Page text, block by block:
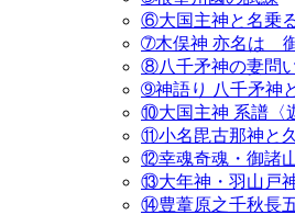
⑥大国主神と名乗
➆木俣神 亦名は
⑧八千矛神の妻問
➈神語り 八千矛神
⑩大国主神 系譜〈
⑪小名毘古那神と
⑫幸魂奇魂・御諸
⑬大年神・羽山戸
⑭豊葦原之千秋長